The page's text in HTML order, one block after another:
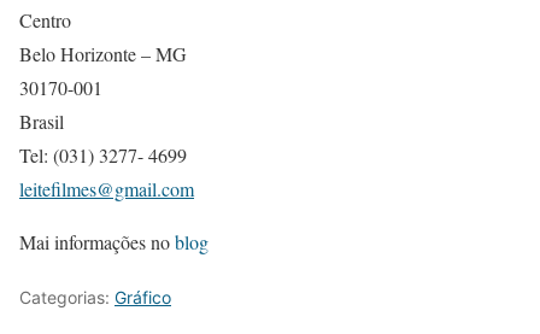
Centro
Belo Horizonte – MG
30170-001
Brasil
Tel: (031) 3277- 4699
leitefilmes@gmail.com
Mai informações noblog
Categorias: Gráfico